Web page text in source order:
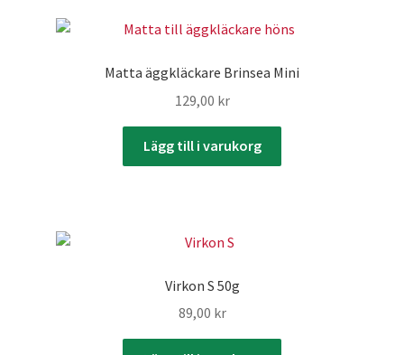
Matta äggkläckare Brinsea Mini
129,00 kr
Lägg till i varukorg
Virkon S 50g
89,00 kr